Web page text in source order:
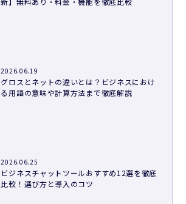
2026.06.19
グロスとネットの違いとは？ビジネスにおけ
る用語の意味や計算方法まで徹底解説
2026.06.25
ビジネスチャットツールおすすめ12選を徹底
比較！選び方と導入のコツ